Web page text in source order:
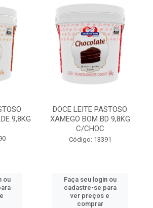
9,8KG
ou
DOCE LEITE PASTOSO
XAMEGO BOM BD 9,8KG
C/CHOC
Código: 13391
Faça seu login ou
cadastre-se para
ver preços e
comprar